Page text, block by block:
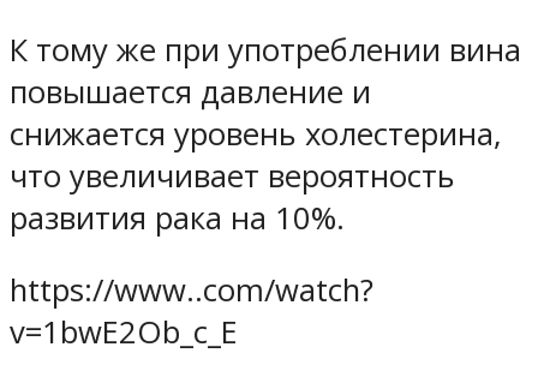
К тому же при употреблении вина
повышается давление и
снижается уровень холестерина,
что увеличивает вероятность
развития рака на 10%.
https://www..com/watch?
v=1bwE2Ob_c_E